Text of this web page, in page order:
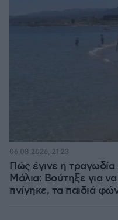
Πώς έγινε η
Μάλια: Βούτηξε για
πνίγηκε, τα παιδιά
06.08.2026, 21:23